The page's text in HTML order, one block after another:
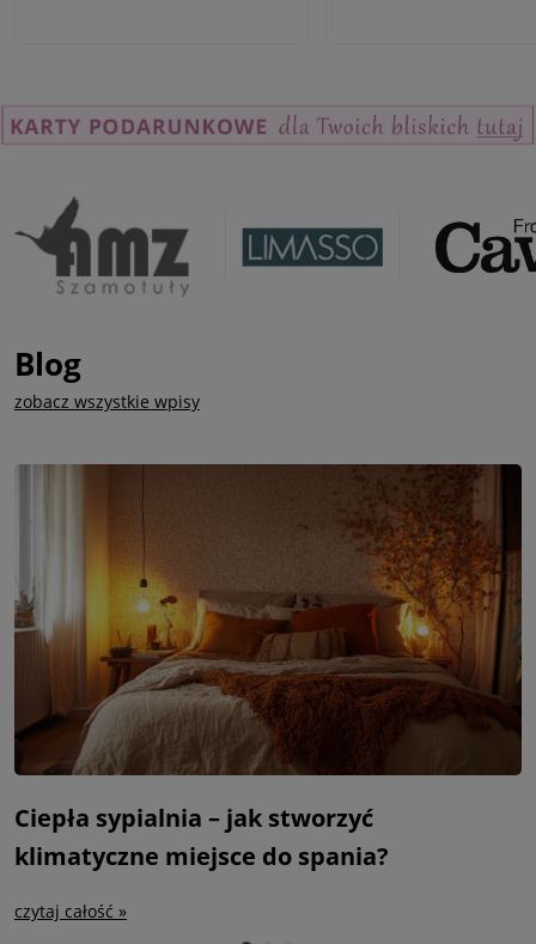
Blog
zobacz wszystkie wpisy
Ciepła sypialnia – jak stworzyć
klimatyczne miejsce do spania?
czytaj całość »